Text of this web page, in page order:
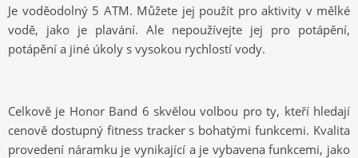
Je voděodolný 5 ATM. Můžete jej použít pro aktivity v mělké
vodě, jako je plavání. Ale nepoužívejte jej pro potápění,
potápění a jiné úkoly s vysokou rychlostí vody.
Celkově je Honor Band 6 skvělou volbou pro ty, kteří hledají
cenově dostupný fitness tracker s bohatými funkcemi. Kvalita
provedení náramku je vynikající a je vybavena funkcemi, jako